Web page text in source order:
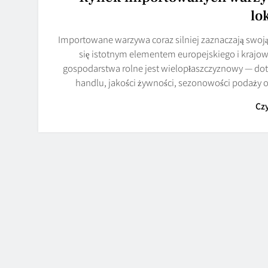
Importowane warzywa coraz silniej zaznaczają
się istotnym elementem europejskiego i
gospodarstwa rolne jest wielopłaszczyznowy —
handlu, jakości żywności, sezonowości